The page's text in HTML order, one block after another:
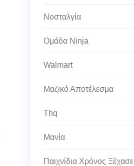
Νοσταλγία
Ομάδα Ninja
Walmart
Μαζικό Αποτέλεσμα
Thq
Μανία
Παιχνίδια Χρόνος Ξέχασε